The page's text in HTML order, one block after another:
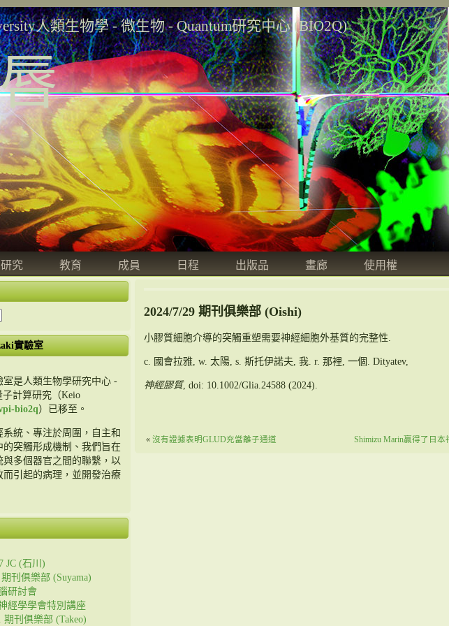
人類生物學 - 微生物 - Quantum研究中心 (BIO2Q)
研究 教育 成員 日程 出版品 畫廊 使用權
實驗室
室是人類生物學研究中心 -
計算研究（Keio
bio2q）已移至。
系統、專注於周圍，自主和
的突觸形成機制、我們旨在
與多個器官之間的聯繫，以
而引起的病理，並開發治療
JC (石川)
刊俱樂部 (Suyama)
研討會
經學學會特別講座
期刊俱樂部 (Takeo)
2024/7/29 期刊俱樂部 (Oishi)
小膠質細胞介導的突觸重塑需要神經細胞外基質的完整性.
c. 國會拉雅, w. 太陽, s. 斯托伊諾夫, 我. r. 那裡, 一個. Dityatev,
神經膠質, doi: 10.1002/Glia.24588 (2024).
« 沒有證據表明GLUD充當離子通道 Shimizu Marin贏得了日